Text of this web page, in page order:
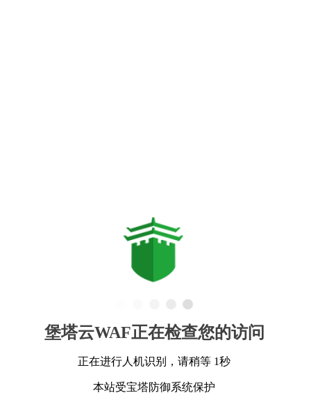
堡塔云WAF正在检查您的访问
正在进行人机识别，请稍等 1秒
本站受宝塔防御系统保护